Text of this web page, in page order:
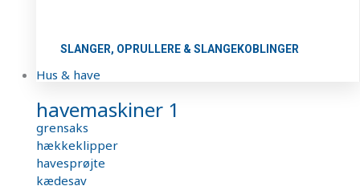
SLANGER, OPRULLERE & SLANGEKOBLINGER
Hus & have
havemaskiner 1
grensaks
hækkeklipper
havesprøjte
kædesav